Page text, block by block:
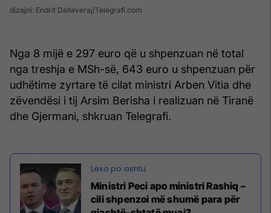
dizajni: Endrit Dallaveraj/Telegrafi.com
Nga 8 mijë e 297 euro që u shpenzuan në total
nga treshja e MSh-së, 643 euro u shpenzuan për
udhëtime zyrtare të cilat ministri Arben Vitia dhe
zëvendësi i tij Arsim Berisha i realizuan në Tiranë
dhe Gjermani, shkruan Telegrafi.
Ministri Peci apo ministri Rashiq –
cili shpenzoi më shumë para për